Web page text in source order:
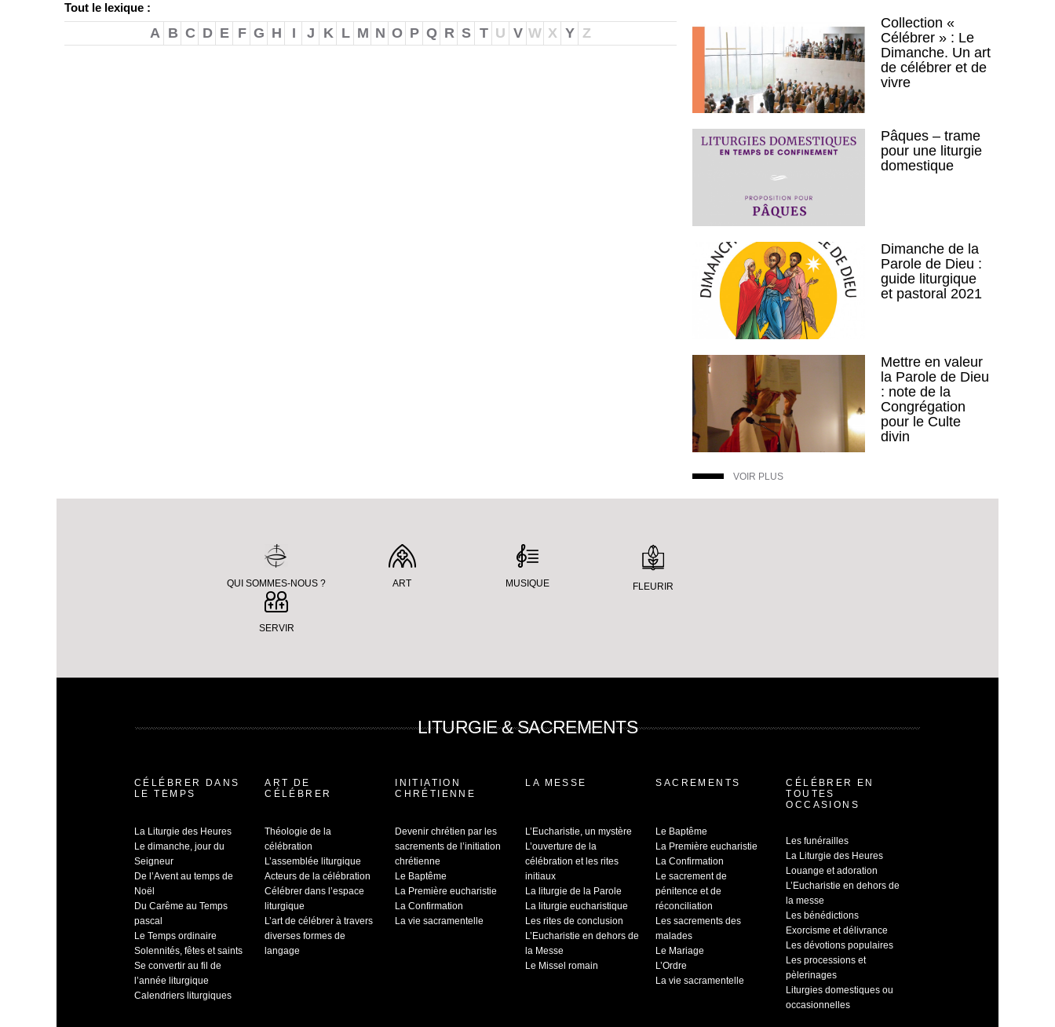
Tout le lexique :
A B C D E F G H I J K L M N O P Q R S T U V W X Y Z
Collection «
Célébrer » : Le
Dimanche. Un art
de célébrer et de
vivre
Pâques – trame
pour une liturgie
domestique
Dimanche de la
Parole de Dieu :
guide liturgique
et pastoral 2021
Mettre en valeur
la Parole de Dieu
: note de la
Congrégation
pour le Culte
divin
VOIR PLUS
QUI SOMMES-NOUS ? ART MUSIQUE FLEURIR
SERVIR
LITURGIE & SACREMENTS
CÉLÉBRER DANS
LE TEMPS
La Liturgie des Heures
Le dimanche, jour du
Seigneur
De l’Avent au temps de
Noël
Du Carême au Temps
pascal
Le Temps ordinaire
Solennités, fêtes et saints
Se convertir au fil de
l’année liturgique
Calendriers liturgiques
ART DE
CÉLÉBRER
Théologie de la
célébration
L’assemblée liturgique
Acteurs de la célébration
Célébrer dans l’espace
liturgique
L’art de célébrer à travers
diverses formes de
langage
INITIATION
CHRÉTIENNE
Devenir chrétien par les
sacrements de l’initiation
chrétienne
Le Baptême
La Première eucharistie
La Confirmation
La vie sacramentelle
LA MESSE
L’Eucharistie, un mystère
L’ouverture de la
célébration et les rites
initiaux
La liturgie de la Parole
La liturgie eucharistique
Les rites de conclusion
L’Eucharistie en dehors de
la Messe
Le Missel romain
SACREMENTS
Le Baptême
La Première eucharistie
La Confirmation
Le sacrement de
pénitence et de
réconciliation
Les sacrements des
malades
Le Mariage
L’Ordre
La vie sacramentelle
CÉLÉBRER EN
TOUTES
OCCASIONS
Les funérailles
La Liturgie des Heures
Louange et adoration
L’Eucharistie en dehors de
la messe
Les bénédictions
Exorcisme et délivrance
Les dévotions populaires
Les processions et
pèlerinages
Liturgies domestiques ou
occasionnelles